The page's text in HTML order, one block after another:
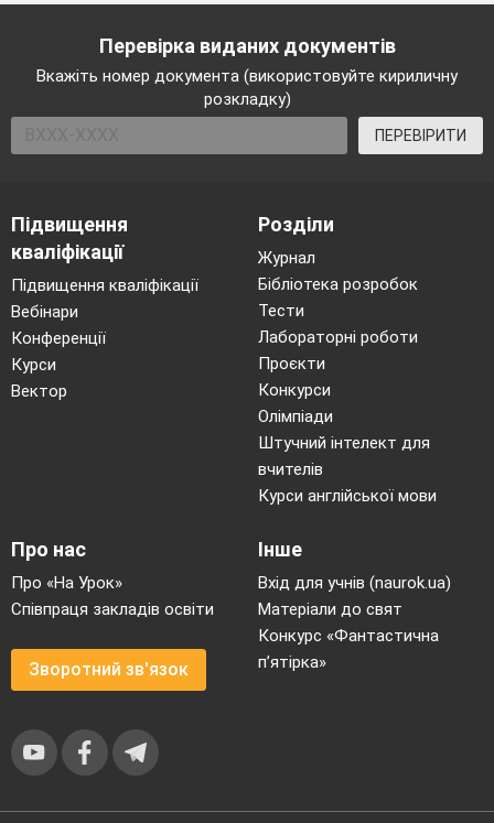
Перевірка виданих документів
Вкажіть номер документа (використовуйте кириличну
розкладку)
ПЕРЕВІРИТИ
Підвищення
кваліфікації
Підвищення кваліфікації
Вебінари
Конференції
Курси
Вектор
Розділи
Журнал
Бібліотека розробок
Тести
Лабораторні роботи
Проєкти
Конкурси
Олімпіади
Штучний інтелект для
вчителів
Курси англійської мови
Про нас
Про «На Урок»
Співпраця закладів освіти
Зворотний зв'язок
Інше
Вхід для учнів (naurok.ua)
Матеріали до свят
Конкурс «Фантастична
п’ятірка»